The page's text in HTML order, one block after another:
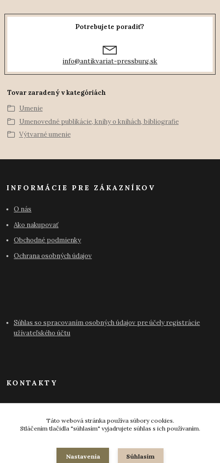
Potrebujete poradiť?
info@antikvariat-pressburg.sk
Tovar zaradený v kategóriách
Umenie
Umenovedné publikácie, knihy o knihách, bibliografie
Výtvarné umenie
INFORMÁCIE PRE ZÁKAZNÍKOV
O nás
Ako nakupovať
Obchodné podmienky
Ochrana osobných údajov
Súhlas so spracovaním osobných údajov pre účely registrácie
užívateľského účtu
KONTAKTY
Táto webová stránka používa súbory cookies.
Stláčením tlačidla "súhlasím" vyjadrujete súhlas s ich používaním.
Nastavenia Súhlasím